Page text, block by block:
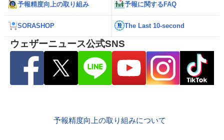
予報精度向上の取り組み 予報に関するFAQ
SORASHOP The Last 10-second
ウェザーニュース公式SNS
予報精度向上の取り組みについて